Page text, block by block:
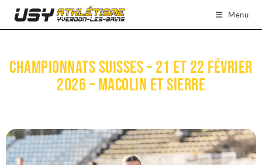
Menu
Championnats Suisses – 21 et 22 février
2026 – Macolin et Sierre